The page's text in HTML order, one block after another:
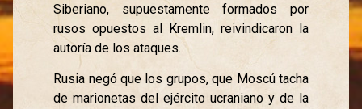
Siberiano, supuestamente formados por
rusos opuestos al Kremlin, reivindicaron la
autoría de los ataques.
Rusia negó que los grupos, que Moscú tacha
de marionetas del ejército ucraniano y de la